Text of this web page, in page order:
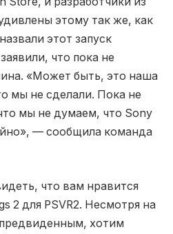
этому так же, как
этот запуск
что пока не
«Может быть, это наша
мы не сделали. Пока не
мы не думаем, что Sony
— сообщила команда
что вам нравится
2 для PSVR2. Несмотря на
хотим